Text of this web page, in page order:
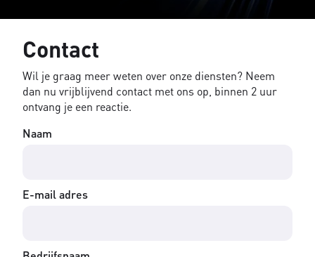
Contact
Wil je graag meer weten over onze diensten? Neem
dan nu vrijblijvend contact met ons op, binnen 2 uur
ontvang je een reactie.
Naam
E-mail adres